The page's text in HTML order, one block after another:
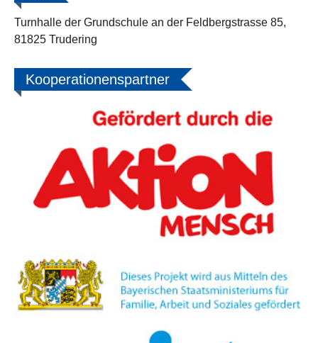
Turnhalle der Grundschule an der Feldbergstrasse 85,
81825 Trudering
Kooperationenspartner